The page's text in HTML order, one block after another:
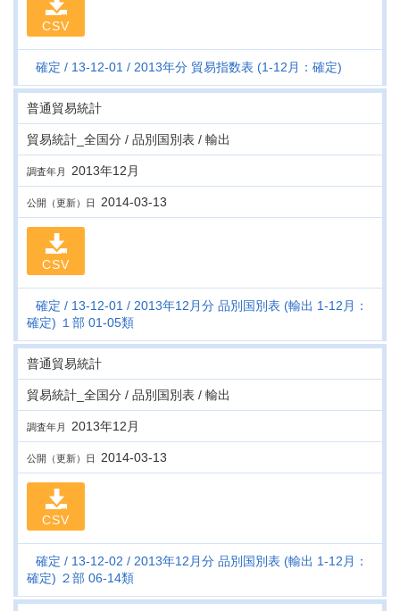
CSV
確定 13-12-01 2013年分 貿易指数表 (1-12月：確定)
普通貿易統計
貿易統計_全国分 / 品別国別表 / 輸出
調査年月 2013年12月
公開（更新）日 2014-03-13
CSV
確定 13-12-01
2013年12月分 品別国別表 (輸出 1-12月：
確定) １部 01-05類
普通貿易統計
貿易統計_全国分 / 品別国別表 / 輸出
調査年月 2013年12月
公開（更新）日 2014-03-13
CSV
確定 13-12-02
2013年12月分 品別国別表 (輸出 1-12月：
確定) ２部 06-14類